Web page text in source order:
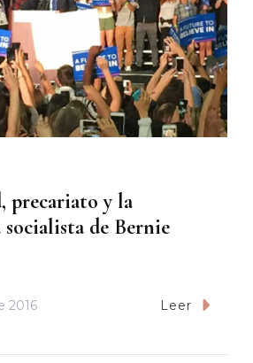
precariato y la
de Bernie
2016 Leer